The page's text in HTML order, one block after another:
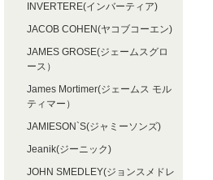
INVERTERE(インバーティア)
JACOB COHEN(ヤコブコーエン)
JAMES GROSE(ジェームスグロ
ース）
James Mortimer(ジェームス モル
ティマー）
JAMIESON`S(ジャミーソンズ)
Jeanik(ジーニック)
JOHN SMEDLEY(ジョンスメドレ